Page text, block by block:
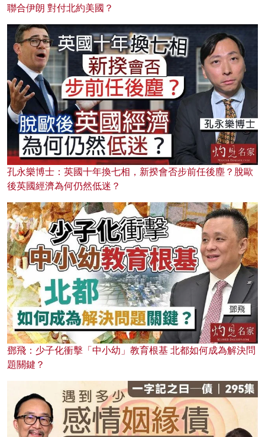
聯合伊朗 對付北約美國？
孔永樂博士：英國十年換七相，新揆會否步前任後塵？脫歐
後英國經濟為何仍然低迷？
鄧飛：少子化衝擊「中小幼」教育根基 北都如何成為解決問
題關鍵？